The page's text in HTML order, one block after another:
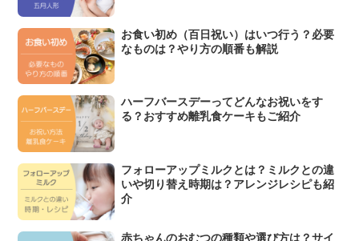
お食い初め（百日祝い）はいつ行う？必要
なものは？やり方の順番も解説
ハーフバースデーってどんなお祝いをす
る？おすすめ離乳食ケーキもご紹介
フォローアップミルクとは？ミルクとの違
いや切り替え時期は？アレンジレシピも紹
介
赤ちゃんのおむつの種類や選び方は？サイ